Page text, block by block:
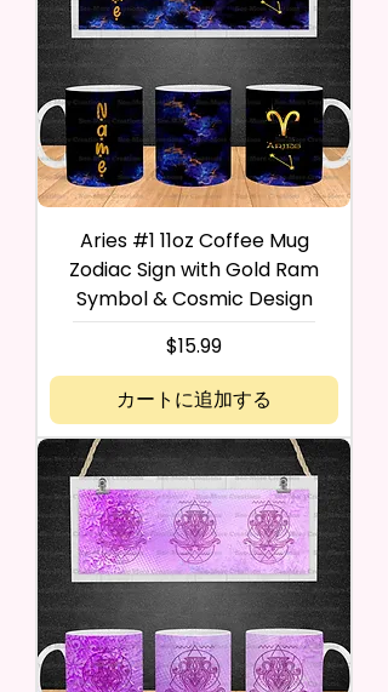
Aries #1 11oz Coffee Mug
Zodiac Sign with Gold Ram
Symbol & Cosmic Design
価格
$15.99
カートに追加する